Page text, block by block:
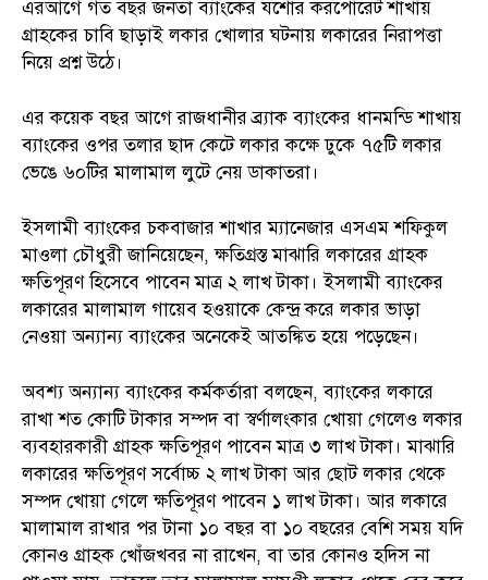
এরআগে গত বছর জনতা ব্যাংকের যশোর করপোরেট শাখায়
গ্রাহকের চাবি ছাড়াই লকার খোলার ঘটনায় লকারের নিরাপত্তা
নিয়ে প্রশ্ন উঠে।
এর কয়েক বছর আগে রাজধানীর ব্র্যাক ব্যাংকের ধানমন্ডি শাখায়
ব্যাংকের ওপর তলার ছাদ কেটে লকার কক্ষে ঢুকে ৭৫টি লকার
ভেঙে ৬০টির মালামাল লুটে নেয় ডাকাতরা।
ইসলামী ব্যাংকের চকবাজার শাখার ম্যানেজার এসএম শফিকুল
মাওলা চৌধুরী জানিয়েছেন, ক্ষতিগ্রস্ত মাঝারি লকারের গ্রাহক
ক্ষতিপূরণ হিসেবে পাবেন মাত্র ২ লাখ টাকা। ইসলামী ব্যাংকের
লকারের মালামাল গায়েব হওয়াকে কেন্দ্র করে লকার ভাড়া
নেওয়া অন্যান্য ব্যাংকের অনেকেই আতঙ্কিত হয়ে পড়েছেন।
অবশ্য অন্যান্য ব্যাংকের কর্মকর্তারা বলছেন, ব্যাংকের লকারে
রাখা শত কোটি টাকার সম্পদ বা স্বর্ণালংকার খোয়া গেলেও লকার
ব্যবহারকারী গ্রাহক ক্ষতিপূরণ পাবেন মাত্র ৩ লাখ টাকা। মাঝারি
লকারের ক্ষতিপূরণ সর্বোচ্চ ২ লাখ টাকা আর ছোট লকার থেকে
সম্পদ খোয়া গেলে ক্ষতিপূরণ পাবেন ১ লাখ টাকা। আর লকারে
মালামাল রাখার পর টানা ১০ বছর বা ১০ বছরের বেশি সময় যদি
কোনও গ্রাহক খোঁজখবর না রাখেন, বা তার কোনও হদিস না